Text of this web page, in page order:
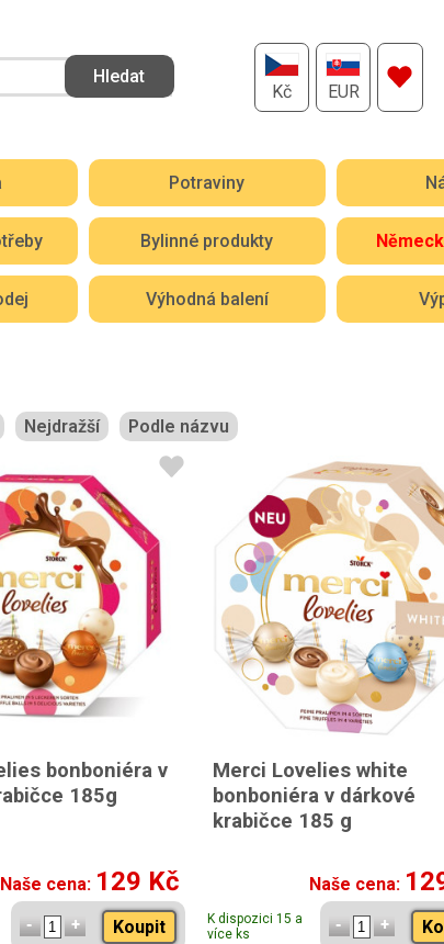
Kč EUR
Potraviny
Bylinné produkty
Výhodná balení
Nejdražší Podle názvu
bonboniéra v
185g
Naše cena: 129 Kč
Koupit
Merci Lovelies white
bonboniéra v dárkové
krabičce 185 g
Naše cena:
K dispozici 15 a
více ks